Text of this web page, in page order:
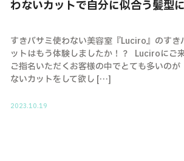
わないカットで自分に似合う髪型
すきバサミ使わない美容室『Luciro』のすき
ットはもう体験しましたか！？ Luciroにご
ご指名いただくお客様の中でとても多いの
ないカットをして欲し […]
2023.10.19